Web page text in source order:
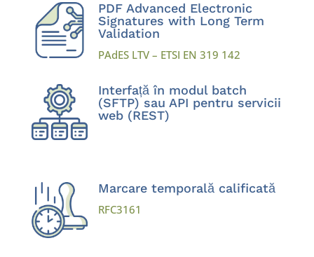
PDF Advanced Electronic
Signatures with Long Term
Validation
PAdES LTV – ETSI EN 319 142
Interfață în modul batch
(SFTP) sau API pentru servicii
web (REST)
Marcare temporală calificată
RFC3161